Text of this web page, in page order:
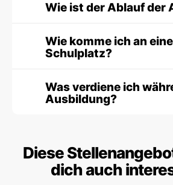
Wie ist der Ablauf der
Wie komme ich an
Schulplatz?
Was verdiene ich
Ausbildung?
Diese
dich auch